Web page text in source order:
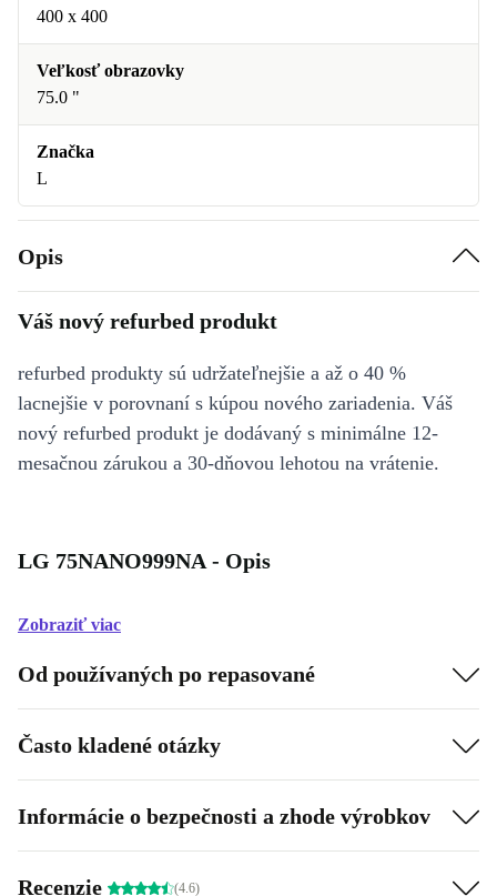
400 x 400
Veľkosť obrazovky
75.0 "
Značka
L
Opis
Váš nový refurbed produkt
refurbed produkty sú udržateľnejšie a až o 40 %
lacnejšie v porovnaní s kúpou nového zariadenia. Váš
nový refurbed produkt je dodávaný s minimálne 12-
mesačnou zárukou a 30-dňovou lehotou na vrátenie.
LG 75NANO999NA - Opis
Zobraziť viac
Od používaných po repasované
Často kladené otázky
Informácie o bezpečnosti a zhode výrobkov
Recenzie (4.6)